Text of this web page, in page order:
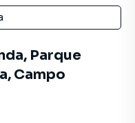
Parque
Campo